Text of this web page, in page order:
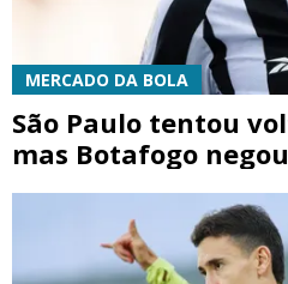
MERCADO DA BOLA
São Paulo tentou
mas Botafogo negou